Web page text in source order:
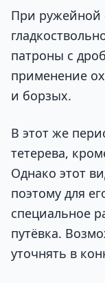
При ружейной
патроны с
применение
и борзых.
В этот же
тетерева,
Однако этот
поэтому для
специальное
путёвка.
уточнять в